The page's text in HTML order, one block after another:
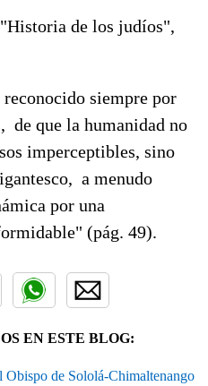
de los judíos",
siempre por
de que la humanidad no
imperceptibles, sino
a menudo
por una
(pág. 49).
EN ESTE BLOG:
Obispo de Sololá-Chimaltenango